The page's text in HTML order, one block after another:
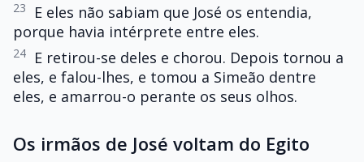
23
E eles não sabiam que José os entendia,
porque havia intérprete entre eles.
24
E retirou-se deles e chorou. Depois tornou a
eles, e falou-lhes, e tomou a Simeão dentre
eles, e amarrou-o perante os seus olhos.
Os irmãos de José voltam do Egito